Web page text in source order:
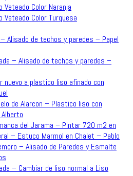
Veteado Color Naranja
Veteado Color Turquesa
Alisado de techos y paredes – Papel
– Alisado de techos y paredes –
nuevo a plastico liso afinado con
de Alarcon – Plastico liso con
del Jarama – Pintar 720 m2 en
– Estuco Marmol en Chalet – Pablo
– Alisado de Paredes y Esmalte
– Cambiar de liso normal a Liso